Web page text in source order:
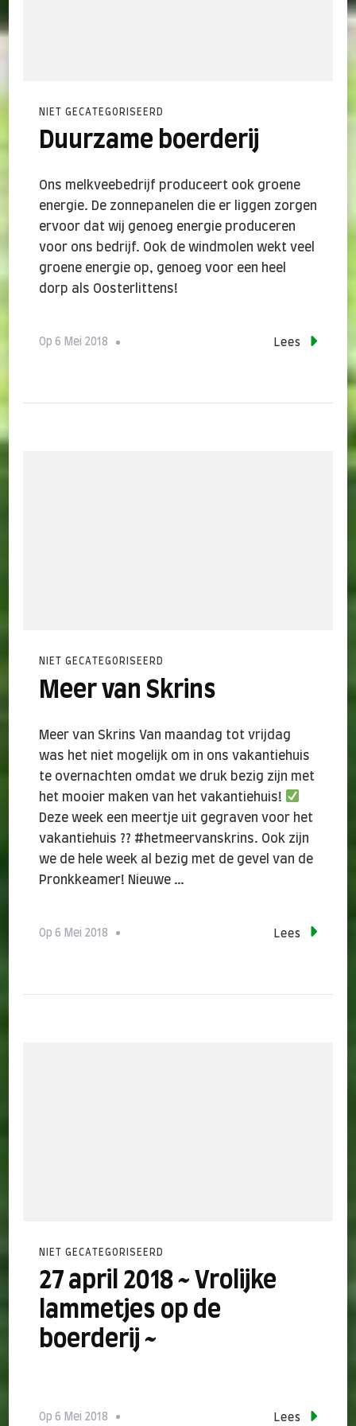
NIET GECATEGORISEERD
Duurzame boerderij
Ons melkveebedrijf produceert ook groene
energie. De zonnepanelen die er liggen zorgen
ervoor dat wij genoeg energie produceren
voor ons bedrijf. Ook de windmolen wekt veel
groene energie op, genoeg voor een heel
dorp als Oosterlittens!
Op 6 Mei 2018 Lees
NIET GECATEGORISEERD
Meer van Skrins
Meer van Skrins Van maandag tot vrijdag
was het niet mogelijk om in ons vakantiehuis
te overnachten omdat we druk bezig zijn met
het mooier maken van het vakantiehuis!
Deze week een meertje uit gegraven voor het
vakantiehuis ?? #hetmeervanskrins. Ook zijn
we de hele week al bezig met de gevel van de
Pronkkeamer! Nieuwe …
Op 6 Mei 2018 Lees
NIET GECATEGORISEERD
27 april 2018 ~ Vrolijke
lammetjes op de
boerderij ~
Op 6 Mei 2018 Lees